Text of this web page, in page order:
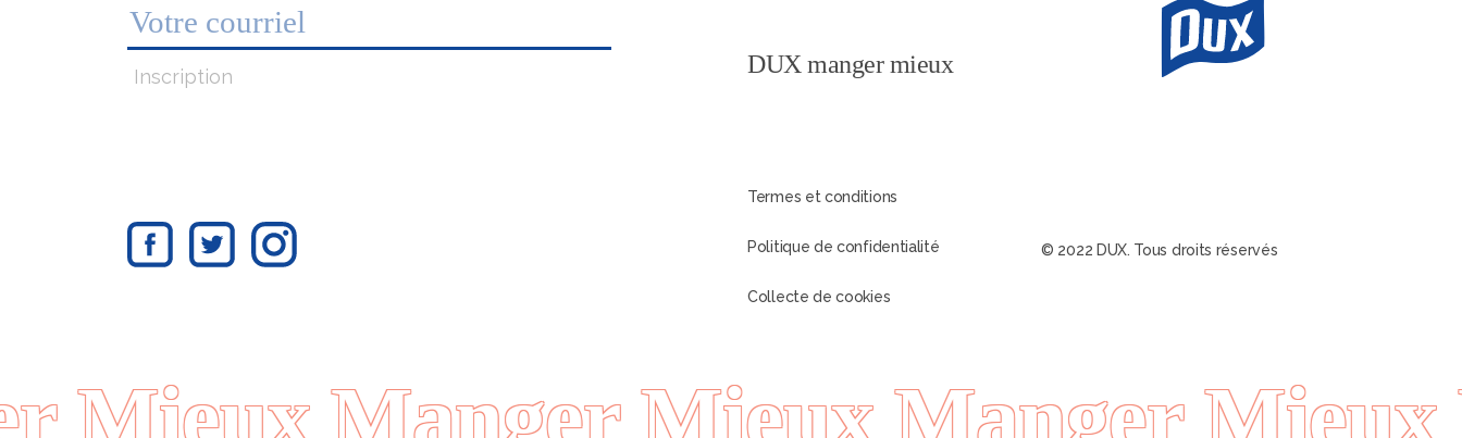
Inscription DUX manger mieux
Termes et conditions
Politique de confidentialité
Collecte de cookies
© 2022 DUX. Tous droits réservés
Mieux Manger Mieux Manger Mieux